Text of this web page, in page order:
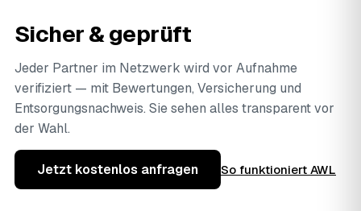
Sicher & geprüft
Jeder Partner im Netzwerk wird vor Aufnahme
verifiziert — mit Bewertungen, Versicherung und
Entsorgungsnachweis. Sie sehen alles transparent vor
der Wahl.
Jetzt kostenlos anfragen So funktioniert AWL